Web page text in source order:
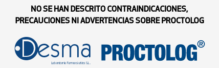
NO SE HAN DESCRITO CONTRAINDICACIONES,
PRECAUCIONES NI ADVERTENCIAS SOBRE PROCTOLOG